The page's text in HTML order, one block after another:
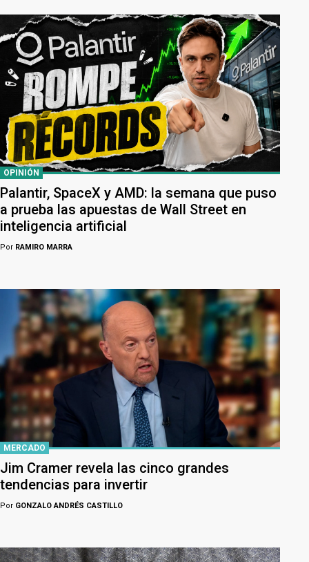
OPINIÓN
Palantir, SpaceX y AMD: la semana que puso
a prueba las apuestas de Wall Street en
inteligencia artificial
Por RAMIRO MARRA
MERCADO
Jim Cramer revela las cinco grandes
tendencias para invertir
Por GONZALO ANDRÉS CASTILLO